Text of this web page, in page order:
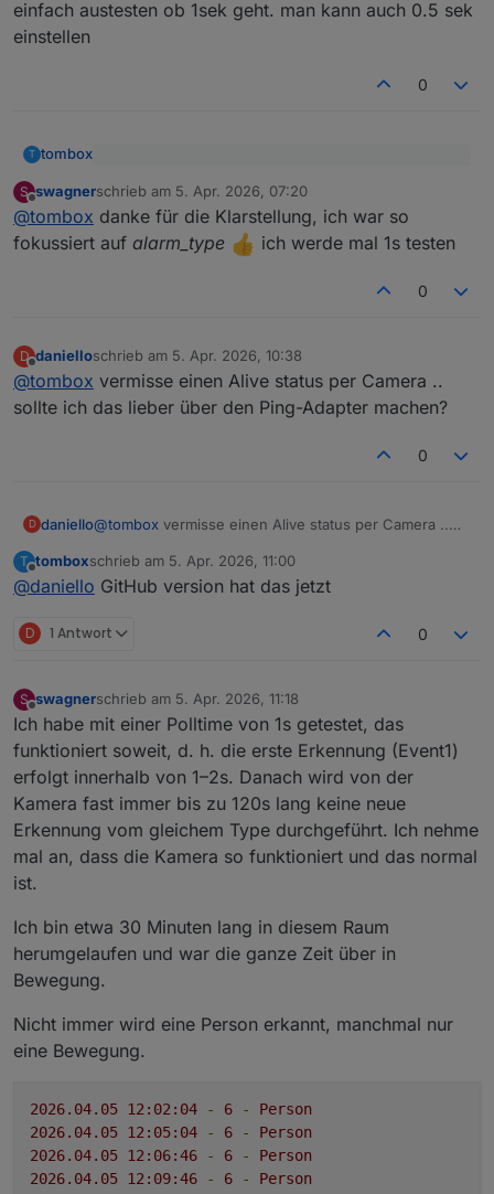
Welcher Wert ist die geringste Polltime ?
einfach austesten ob 1sek geht. man kann auch 0.5 sek
einstellen
0
T tombox
alarmInfo -> alarm_type
is die konfiguration des sirenen types deiner Kamera
hat nichts mit event alarm_typ zu tun
einfach austesten ob 1sek geht. man kann auch 0.5
S
Offline
swagnerschrieb am 5. Apr. 2026, 07:20
zuletzt editiert von
@tombox danke für die Klarstellung, ich war so
fokussiert auf alarm_type ich werde mal 1s testen
0
D
Offline
danielloschrieb am 5. Apr. 2026, 10:38
zuletzt editiert von
@tombox vermisse einen Alive status per Camera ..
sollte ich das lieber über den Ping-Adapter machen?
0
D daniello@tombox vermisse einen Alive status per Camera ..
T
Offline
tomboxschrieb am 5. Apr. 2026, 11:00
zuletzt editiert von
@daniello GitHub version hat das jetzt
D 1 Antwort 0
S
Offline
swagnerschrieb am 5. Apr. 2026, 11:18
zuletzt editiert von
Ich habe mit einer Polltime von 1s getestet, das
funktioniert soweit, d. h. die erste Erkennung (Event1)
erfolgt innerhalb von 1–2s. Danach wird von der
Kamera fast immer bis zu 120s lang keine neue
Erkennung vom gleichem Type durchgeführt. Ich nehme
mal an, dass die Kamera so funktioniert und das normal
ist.
Ich bin etwa 30 Minuten lang in diesem Raum
herumgelaufen und war die ganze Zeit über in
Bewegung.
Nicht immer wird eine Person erkannt, manchmal nur
eine Bewegung.
2026.04.05 12 :02:04 - 6 -
Person
2026.04.05 12 :05:04 - 6 -
Person
2026.04.05 12 :06:46 - 6 -
Person
2026.04.05 12 :09:46 - 6 -
Person